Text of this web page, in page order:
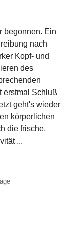
begonnen. Ein
nach
Kopf- und
des
erstmal Schluß
geht's wieder
körperlichen
die frische,
...